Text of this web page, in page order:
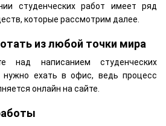
студенческих работ имеет ряд
которые рассмотрим далее.
из любой точки мира
над написанием студенческих
нужно ехать в офис, ведь процесс
онлайн на сайте.